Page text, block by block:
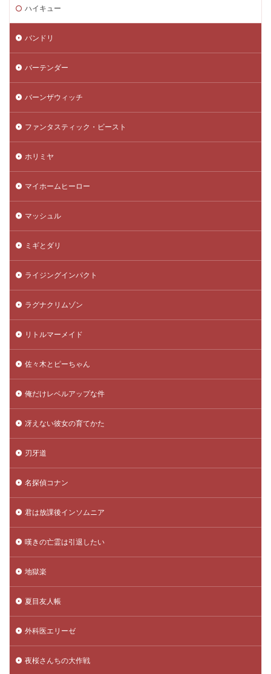
ハイキュー
バンドリ
バーテンダー
バーンザウィッチ
ファンタスティック・ビースト
ホリミヤ
マイホームヒーロー
マッシュル
ミギとダリ
ライジングインパクト
ラグナクリムゾン
リトルマーメイド
佐々木とピーちゃん
俺だけレベルアップな件
冴えない彼女の育てかた
刃牙道
名探偵コナン
君は放課後インソムニア
嘆きの亡霊は引退したい
地獄楽
夏目友人帳
外科医エリーゼ
夜桜さんちの大作戦